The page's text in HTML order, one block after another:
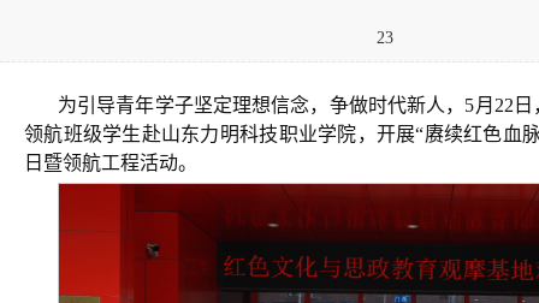
23
为引导青年学子坚定理想信念，争做时代新人，5月22
领航班级学生赴山东力明科技职业学院，开展“赓续红色血
日暨领航工程活动。